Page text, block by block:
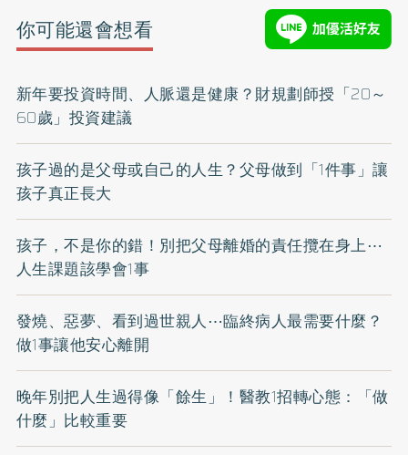
你可能還會想看
新年要投資時間、人脈還是健康？財規劃師授「20～
60歲」投資建議
孩子過的是父母或自己的人生？父母做到「1件事」讓
孩子真正長大
孩子，不是你的錯！別把父母離婚的責任攬在身上⋯
人生課題該學會1事
發燒、惡夢、看到過世親人⋯臨終病人最需要什麼？
做1事讓他安心離開
晚年別把人生過得像「餘生」！醫教1招轉心態：「做
什麼」比較重要